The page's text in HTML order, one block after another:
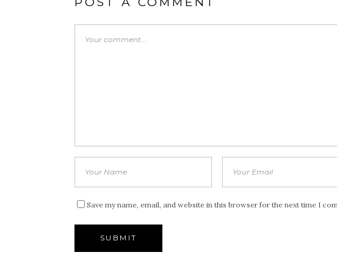
Save my name, email, and website in this browser for the next time I